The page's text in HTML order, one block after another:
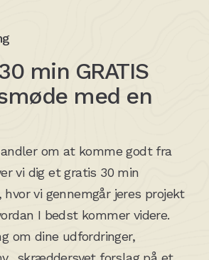
min GRATIS
med en
om at komme godt fra
vi dig et gratis 30 min
hvor vi gennemgår jeres projekt
I bedst kommer videre.
om dine udfordringer,